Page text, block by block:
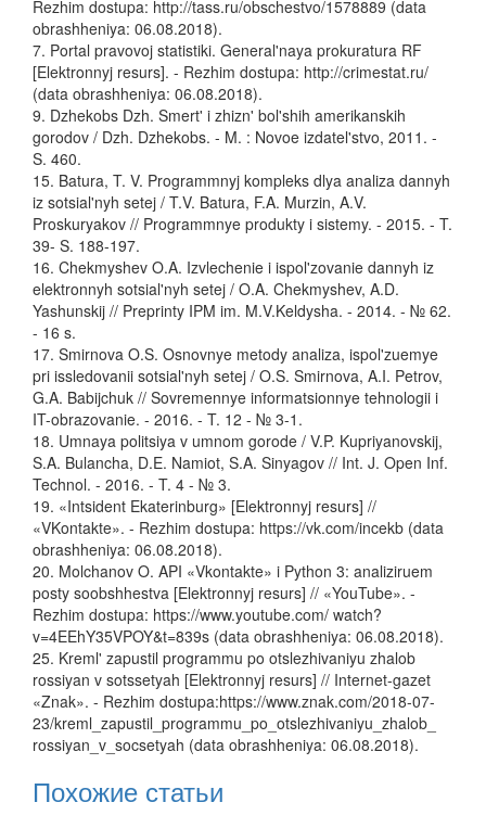
Rezhim dostupa: http://tass.ru/obschestvo/1578889 (data
obrashheniya: 06.08.2018).
7. Portal pravovoj statistiki. General'naya prokuratura RF
[Elektronnyj resurs]. - Rezhim dostupa: http://crimestat.ru/
(data obrashheniya: 06.08.2018).
9. Dzhekobs Dzh. Smert' i zhizn' bol'shih amerikanskih
gorodov / Dzh. Dzhekobs. - M. : Novoe izdatel'stvo, 2011. -
S. 460.
15. Batura, T. V. Programmnyj kompleks dlya analiza dannyh
iz sotsial'nyh setej / T.V. Batura, F.A. Murzin, A.V.
Proskuryakov // Programmnye produkty i sistemy. - 2015. - T.
39- S. 188-197.
16. Chekmyshev O.A. Izvlechenie i ispol'zovanie dannyh iz
elektronnyh sotsial'nyh setej / O.A. Chekmyshev, A.D.
Yashunskij // Preprinty IPM im. M.V.Keldysha. - 2014. - № 62.
- 16 s.
17. Smirnova O.S. Osnovnye metody analiza, ispol'zuemye
pri issledovanii sotsial'nyh setej / O.S. Smirnova, A.I. Petrov,
G.A. Babijchuk // Sovremennye informatsionnye tehnologii i
IT-obrazovanie. - 2016. - T. 12 - № 3-1.
18. Umnaya politsiya v umnom gorode / V.P. Kupriyanovskij,
S.A. Bulancha, D.E. Namiot, S.A. Sinyagov // Int. J. Open Inf.
Technol. - 2016. - T. 4 - № 3.
19. «Intsident Ekaterinburg» [Elektronnyj resurs] //
«VKontakte». - Rezhim dostupa: https://vk.com/incekb (data
obrashheniya: 06.08.2018).
20. Molchanov O. API «Vkontakte» i Python 3: analiziruem
posty soobshhestva [Elektronnyj resurs] // «YouTube». -
Rezhim dostupa: https://www.youtube.com/ watch?
v=4EEhY35VPOY&t=839s (data obrashheniya: 06.08.2018).
25. Kreml' zapustil programmu po otslezhivaniyu zhalob
rossiyan v sotssetyah [Elektronnyj resurs] // Internet-gazet
«Znak». - Rezhim dostupa:https://www.znak.com/2018-07-
23/kreml_zapustil_programmu_po_otslezhivaniyu_zhalob_
rossiyan_v_socsetyah (data obrashheniya: 06.08.2018).
Похожие статьи